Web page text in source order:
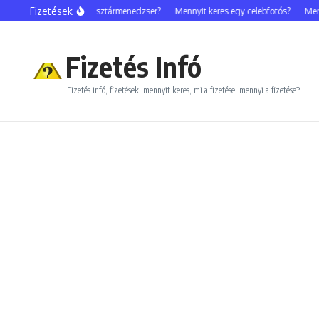
Ugrás a tartalomhoz
Fizetések
Mennyit keres egy sztármenedzser? Mennyit keres egy celebfotós?
Fizetés Infó
Fizetés infó, fizetések, mennyit keres, mi a fizetése, mennyi a fizetése?